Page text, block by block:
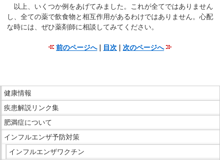
ュ
ー
へ
す
以上、いくつか例をあげてみました。これが全てではありません
し、全ての薬で飲食物と相互作用があるわけではありません。心配
な時には、ぜひ薬剤師に相談してみてください。
前のページへ| 目次 | 次のページへ
で
本
文
で
す。
こ
こ
か
ら
サ
イ
健康情報
疾患解説リンク集
肥満症について
インフルエンザ予防対策
インフルエンザワクチン